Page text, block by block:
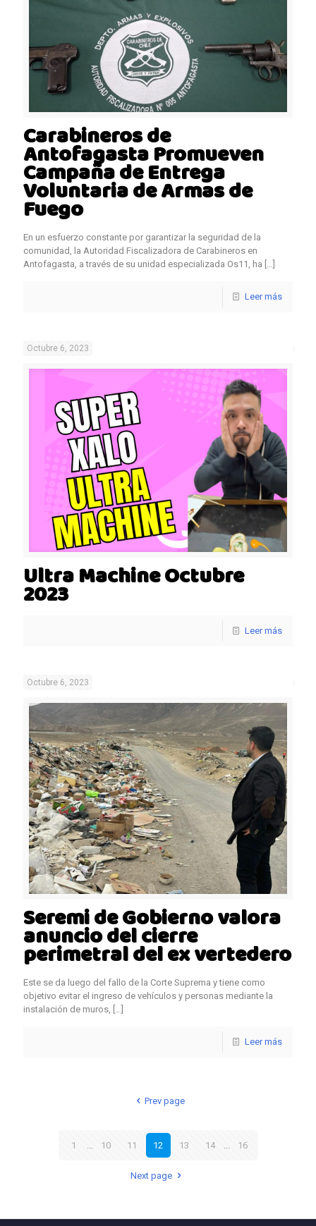
Carabineros de
Antofagasta Promueven
Campaña de Entrega
Voluntaria de Armas de
Fuego
En un esfuerzo constante por garantizar la seguridad de la
comunidad, la Autoridad Fiscalizadora de Carabineros en
Antofagasta, a través de su unidad especializada Os11, ha […]
Leer más
Octubre 6, 2023
Ultra Machine Octubre
2023
Leer más
Octubre 6, 2023
Seremi de Gobierno valora
anuncio del cierre
perimetral del ex vertedero
Este se da luego del fallo de la Corte Suprema y tiene como
objetivo evitar el ingreso de vehículos y personas mediante la
instalación de muros, […]
Leer más
Prev page
1 10 11 12 13 14 16
Next page